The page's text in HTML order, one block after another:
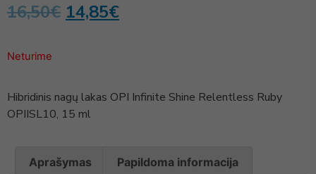
16,50€ 14,85€
Neturime
Hibridinis nagų lakas OPI Infinite Shine Relentless Ruby
OPIISL10, 15 ml
Aprašymas Papildoma informacija